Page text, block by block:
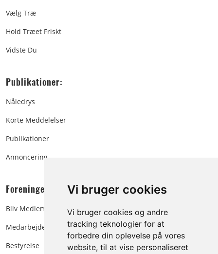
Vi bruger cookies
Vi bruger cookies og andre
tracking teknologier for at
forbedre din oplevelse på vores
website, til at vise personaliseret
Vælg Træ
Hold Træet Friskt
Vidste Du
Publikationer:
Nåledrys
Korte Meddelelser
Publikationer
Annoncering
Foreningen:
Bliv Medlem
Medarbejdere
Bestyrelse